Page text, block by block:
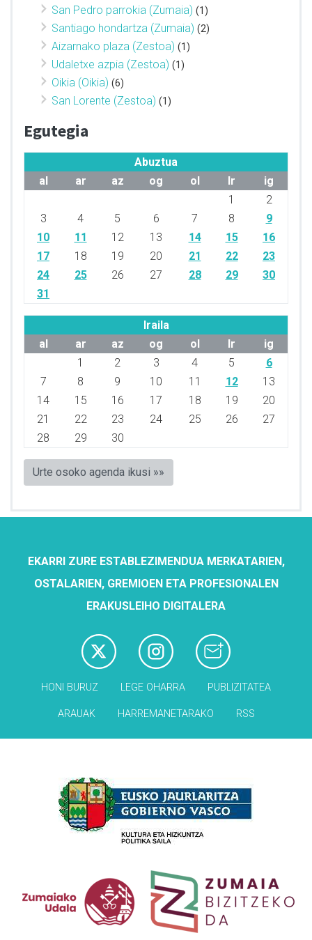
San Pedro parrokia (Zumaia) (1)
Santiago hondartza (Zumaia) (2)
Aizarnako plaza (Zestoa) (1)
Udaletxe azpia (Zestoa) (1)
Oikia (Oikia) (6)
San Lorente (Zestoa) (1)
Egutegia
Abuztua
al
ar az og ol lr
ig
1
2
3
4 5 6 7 8
9
10
11 12 13 14 15
16
17
18 19 20 21 22
23
24
25 26 27 28 29
30
31
Iraila
al
ar az og ol lr
ig
1
2 3 4 5
6
7
8 9 10 11 12
13
14
15 16 17 18 19
20
21
22 23 24 25 26
27
28
29 30
Urte osoko agenda ikusi »»
EKARRI ZURE ESTABLEZIMENDUA MERKATARIEN,
OSTALARIEN, GREMIOEN ETA PROFESIONALEN
ERAKUSLEIHO DIGITALERA
HONI BURUZ LEGE OHARRA PUBLIZITATEA
ARAUAK HARREMANETARAKO RSS